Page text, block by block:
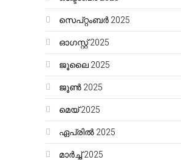
സെപ്റ്റംബർ 2025
ഓഗസ്റ്റ്‌ 2025
ജൂലൈ 2025
ജൂൺ 2025
മെയ്‌ 2025
ഏപ്രിൽ 2025
മാർച്ച്‌ 2025